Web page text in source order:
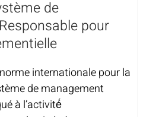
de
pour
internationale pour la
de management
à l’activité́